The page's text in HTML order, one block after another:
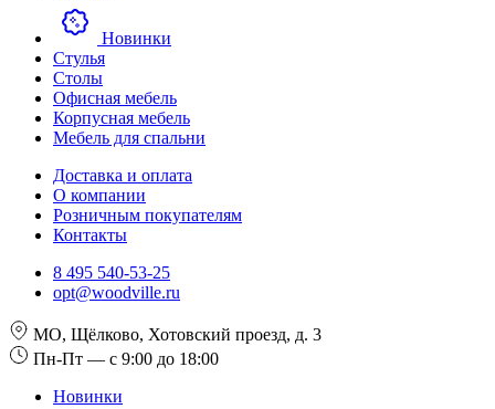
Новинки
Стулья
Столы
Офисная мебель
Корпусная мебель
Мебель для спальни
Доставка и оплата
О компании
Розничным покупателям
Контакты
8 495 540-53-25
opt@woodville.ru
МО, Щёлково, Хотовский проезд, д. 3
Пн-Пт — с 9:00 до 18:00
Новинки